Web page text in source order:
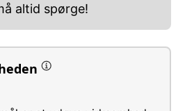
altid spørge!